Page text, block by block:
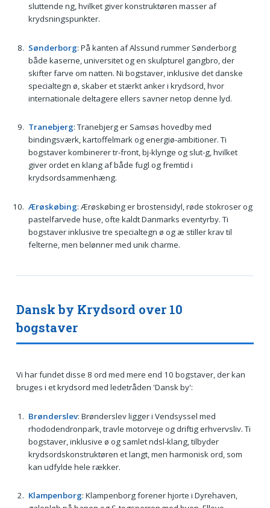
sluttende ng, hvilket giver konstruktøren masser af
krydsningspunkter.
Sønderborg: På kanten af Alssund rummer Sønderborg
både kaserne, universitet og en skulpturel gangbro, der
skifter farve om natten. Ni bogstaver, inklusive det danske
specialtegn ø, skaber et stærkt anker i krydsord, hvor
internationale deltagere ellers savner netop denne lyd.
Tranebjerg: Tranebjerg er Samsøs hovedby med
bindingsværk, kartoffelmark og energiø-ambitioner. Ti
bogstaver kombinerer tr-front, bj-klynge og slut-g, hvilket
giver ordet en klang af både fugl og fremtid i
krydsordsammenhæng.
Ærøskøbing: Ærøskøbing er brostensidyl, røde stokroser og
pastelfarvede huse, ofte kaldt Danmarks eventyrby. Ti
bogstaver inklusive tre specialtegn ø og æ stiller krav til
felterne, men belønner med unik charme.
Dansk by Krydsord over 10
bogstaver
Vi har fundet disse 8 ord med mere end 10 bogstaver, der kan
bruges i et krydsord med ledetråden 'Dansk by':
Brønderslev: Brønderslev ligger i Vendsyssel med
rhododendronpark, travle motorveje og driftig erhvervsliv. Ti
bogstaver, inklusive ø og samlet ndsl-klang, tilbyder
krydsordskonstruktøren et langt, men harmonisk ord, som
kan udfylde hele rækker.
Klampenborg: Klampenborg forener hjorte i Dyrehaven,